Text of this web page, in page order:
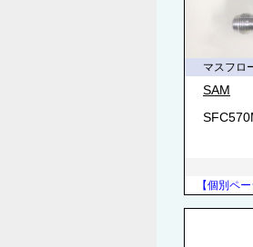
マスフロ
SAM
【個別ペー